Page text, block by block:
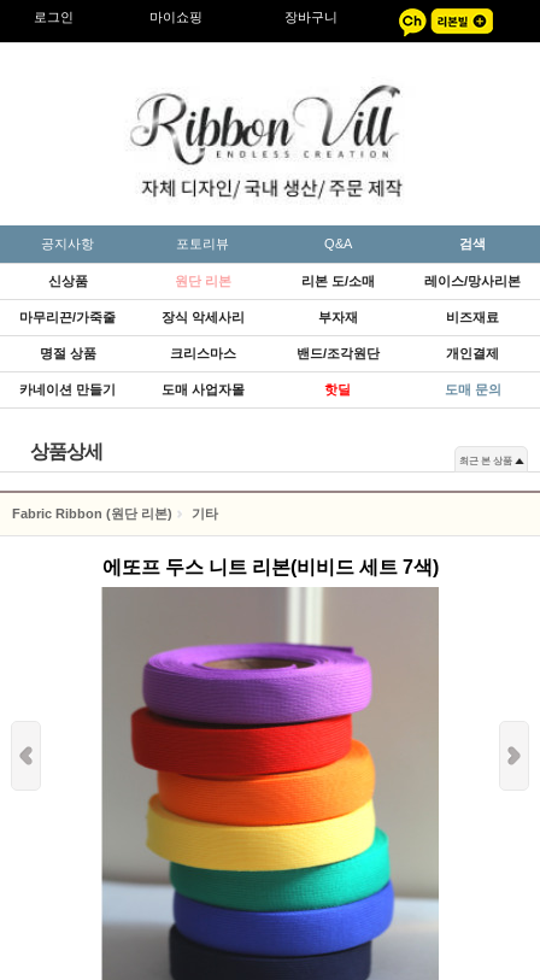
로그인 마이쇼핑 장바구니
공지사항 포토리뷰 Q&A 검색
신상품 원단 리본 리본 도/소매 레이스/망사리본
마무리끈/가죽줄 장식 악세사리 부자재 비즈재료
명절 상품 크리스마스 밴드/조각원단 개인결제
카네이션 만들기 도매 사업자몰 핫딜 도매 문의
상품상세
Fabric Ribbon (원단 리본) 기타
최근 본 상품
에또프 두스 니트 리본(비비드 세트 7색)